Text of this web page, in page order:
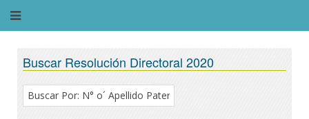
Buscar Resolución Directoral 2020